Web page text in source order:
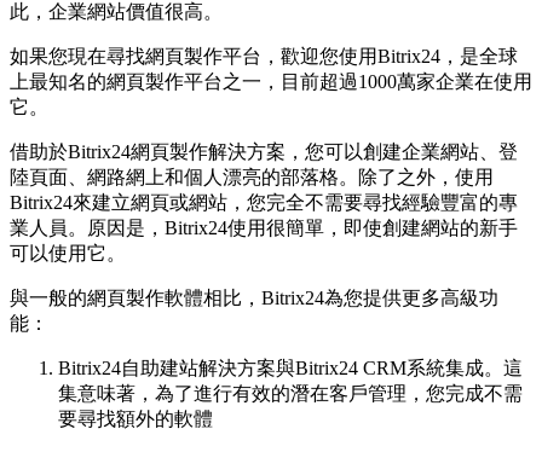
此，企業網站價值很高。
如果您現在尋找網頁製作平台，歡迎您使用Bitrix24，是全球
上最知名的網頁製作平台之一，目前超過1000萬家企業在使用
它。
借助於Bitrix24網頁製作解決方案，您可以創建企業網站、登
陸頁面、網路網上和個人漂亮的部落格。除了之外，使用
Bitrix24來建立網頁或網站，您完全不需要尋找經驗豐富的專
業人員。原因是，Bitrix24使用很簡單，即使創建網站的新手
可以使用它。
與一般的網頁製作軟體相比，Bitrix24為您提供更多高級功
能：
Bitrix24自助建站解決方案與Bitrix24 CRM系統集成。這
集意味著，為了進行有效的潛在客戶管理，您完成不需
要尋找額外的軟體